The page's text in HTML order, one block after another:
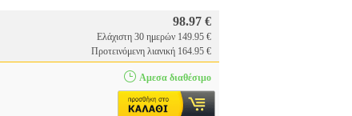
98.97 €
Ελάχιστη 30 ημερών 149.95 €
Προτεινόμενη λιανική 164.95 €
Αμεσα διαθέσιμο